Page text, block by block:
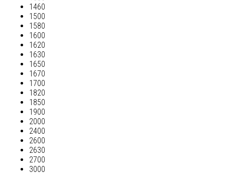
1460
1500
1580
1600
1620
1630
1650
1670
1700
1820
1850
1900
2000
2400
2600
2630
2700
3000